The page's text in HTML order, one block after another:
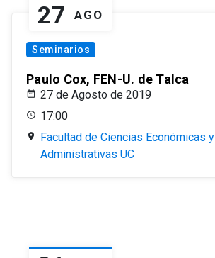
27 AGO
Seminarios
Paulo Cox, FEN-U. de Talca
27 de Agosto de 2019
17:00
Facultad de Ciencias Económicas y
Administrativas UC